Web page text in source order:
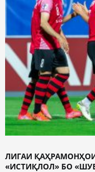
ЛИГАИ
«ИСТИҚЛОЛ» БО